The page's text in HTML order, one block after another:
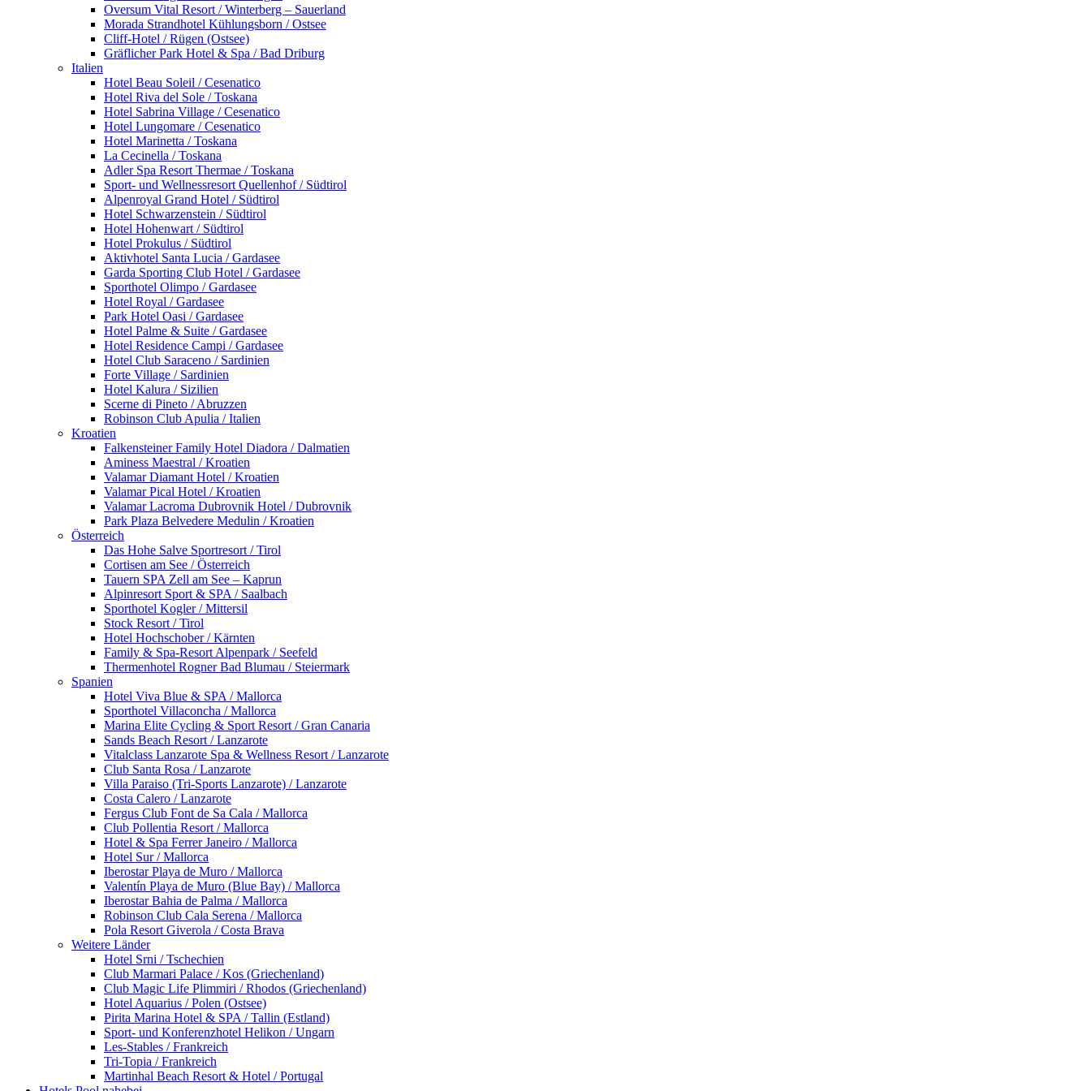
Oversum Vital Resort / Winterberg – Sauerland
Morada Strandhotel Kühlungsborn / Ostsee
Cliff-Hotel / Rügen (Ostsee)
Gräflicher Park Hotel & Spa / Bad Driburg
Italien
Hotel Beau Soleil / Cesenatico
Hotel Riva del Sole / Toskana
Hotel Sabrina Village / Cesenatico
Hotel Lungomare / Cesenatico
Hotel Marinetta / Toskana
La Cecinella / Toskana
Adler Spa Resort Thermae / Toskana
Sport- und Wellnessresort Quellenhof / Südtirol
Alpenroyal Grand Hotel / Südtirol
Hotel Schwarzenstein / Südtirol
Hotel Hohenwart / Südtirol
Hotel Prokulus / Südtirol
Aktivhotel Santa Lucia / Gardasee
Garda Sporting Club Hotel / Gardasee
Sporthotel Olimpo / Gardasee
Hotel Royal / Gardasee
Park Hotel Oasi / Gardasee
Hotel Palme & Suite / Gardasee
Hotel Residence Campi / Gardasee
Hotel Club Saraceno / Sardinien
Forte Village / Sardinien
Hotel Kalura / Sizilien
Scerne di Pineto / Abruzzen
Robinson Club Apulia / Italien
Kroatien
Falkensteiner Family Hotel Diadora / Dalmatien
Aminess Maestral / Kroatien
Valamar Diamant Hotel / Kroatien
Valamar Pical Hotel / Kroatien
Valamar Lacroma Dubrovnik Hotel / Dubrovnik
Park Plaza Belvedere Medulin / Kroatien
Österreich
Das Hohe Salve Sportresort / Tirol
Cortisen am See / Österreich
Tauern SPA Zell am See – Kaprun
Alpinresort Sport & SPA / Saalbach
Sporthotel Kogler / Mittersil
Stock Resort / Tirol
Hotel Hochschober / Kärnten
Family & Spa-Resort Alpenpark / Seefeld
Thermenhotel Rogner Bad Blumau / Steiermark
Spanien
Hotel Viva Blue & SPA / Mallorca
Sporthotel Villaconcha / Mallorca
Marina Elite Cycling & Sport Resort / Gran Canaria
Sands Beach Resort / Lanzarote
Vitalclass Lanzarote Spa & Wellness Resort / Lanzarote
Club Santa Rosa / Lanzarote
Villa Paraiso (Tri-Sports Lanzarote) / Lanzarote
Costa Calero / Lanzarote
Fergus Club Font de Sa Cala / Mallorca
Club Pollentia Resort / Mallorca
Hotel & Spa Ferrer Janeiro / Mallorca
Hotel Sur / Mallorca
Iberostar Playa de Muro / Mallorca
Valentín Playa de Muro (Blue Bay) / Mallorca
Iberostar Bahia de Palma / Mallorca
Robinson Club Cala Serena / Mallorca
Pola Resort Giverola / Costa Brava
Weitere Länder
Hotel Srni / Tschechien
Club Marmari Palace / Kos (Griechenland)
Club Magic Life Plimmiri / Rhodos (Griechenland)
Hotel Aquarius / Polen (Ostsee)
Pirita Marina Hotel & SPA / Tallin (Estland)
Sport- und Konferenzhotel Helikon / Ungarn
Les-Stables / Frankreich
Tri-Topia / Frankreich
Martinhal Beach Resort & Hotel / Portugal